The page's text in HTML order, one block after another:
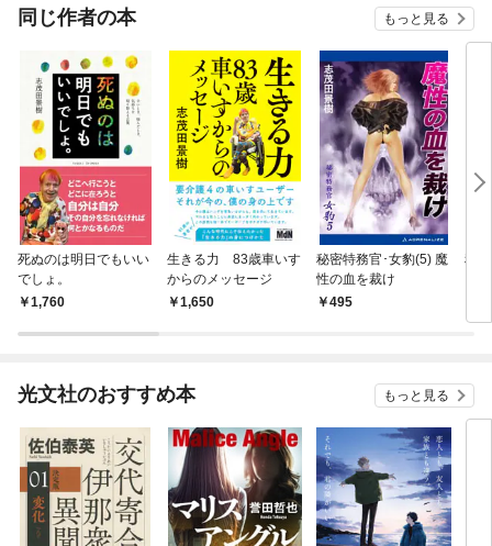
同じ作者の本 もっと見る
死ぬのは明日でもいい
でしょ。
1,760
生きる力 83歳車いす
からのメッセージ
1,650
秘密特務官･女豹(5) 魔
性の血を裁け
495
秘
光文社のおすすめ本 もっと見る